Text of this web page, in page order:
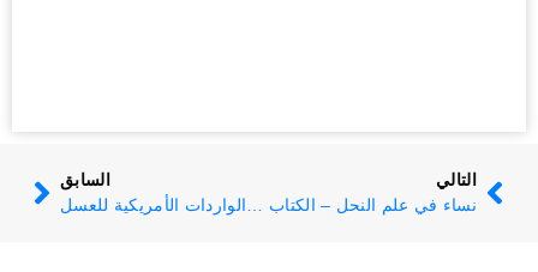
السابق
التالي
نساء في علم النحل – الكتاب